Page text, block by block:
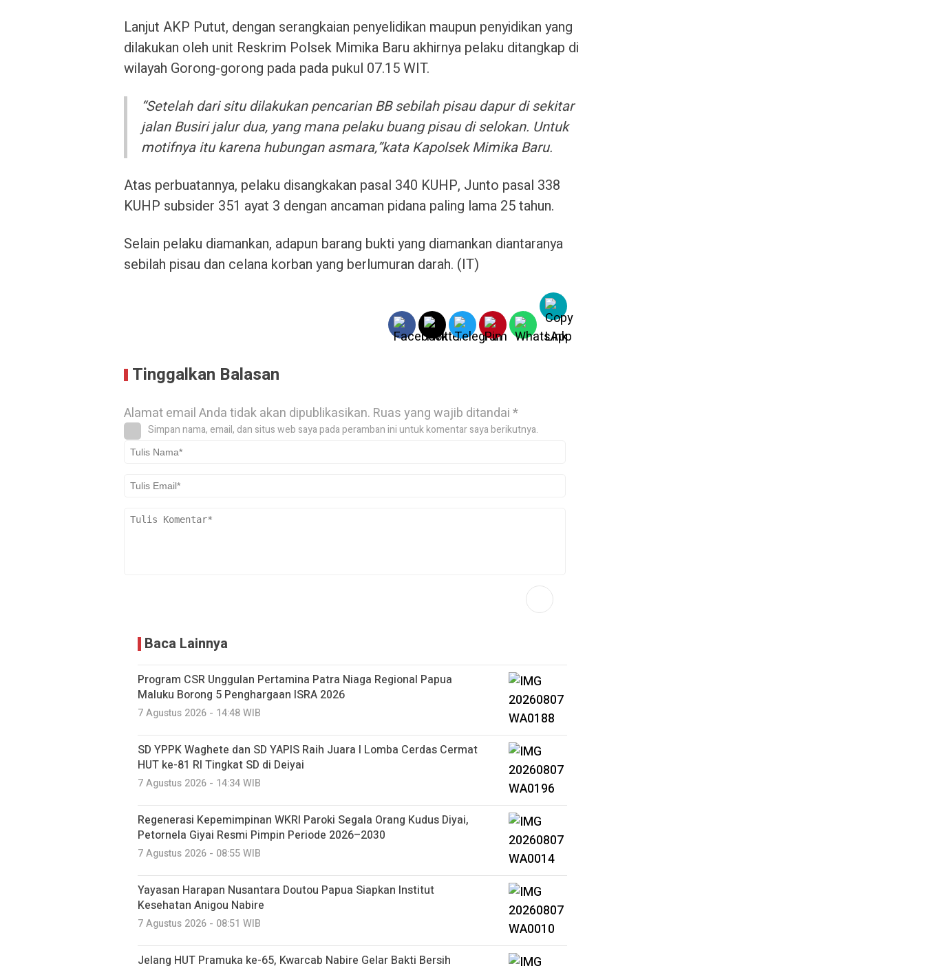
Lanjut AKP Putut, dengan serangkaian penyelidikan maupun penyidikan yang
dilakukan oleh unit Reskrim Polsek Mimika Baru akhirnya pelaku ditangkap di
wilayah Gorong-gorong pada pada pukul 07.15 WIT.
“Setelah dari situ dilakukan pencarian BB sebilah pisau dapur di sekitar
jalan Busiri jalur dua, yang mana pelaku buang pisau di selokan. Untuk
motifnya itu karena hubungan asmara,”kata Kapolsek Mimika Baru.
Atas perbuatannya, pelaku disangkakan pasal 340 KUHP, Junto pasal 338
KUHP subsider 351 ayat 3 dengan ancaman pidana paling lama 25 tahun.
Selain pelaku diamankan, adapun barang bukti yang diamankan diantaranya
sebilah pisau dan celana korban yang berlumuran darah. (IT)
Tinggalkan Balasan
Alamat email Anda tidak akan dipublikasikan. Ruas yang wajib ditandai*
Simpan nama, email, dan situs web saya pada peramban ini untuk komentar saya berikutnya.
Baca Lainnya
Program CSR Unggulan Pertamina Patra Niaga Regional Papua
Maluku Borong 5 Penghargaan ISRA 2026
7 Agustus 2026 - 14:48 WIB
SD YPPK Waghete dan SD YAPIS Raih Juara I Lomba Cerdas Cermat
HUT ke-81 RI Tingkat SD di Deiyai
7 Agustus 2026 - 14:34 WIB
Regenerasi Kepemimpinan WKRI Paroki Segala Orang Kudus Diyai,
Petornela Giyai Resmi Pimpin Periode 2026–2030
7 Agustus 2026 - 08:55 WIB
Yayasan Harapan Nusantara Doutou Papua Siapkan Institut
Kesehatan Anigou Nabire
7 Agustus 2026 - 08:51 WIB
Jelang HUT Pramuka ke-65, Kwarcab Nabire Gelar Bakti Bersih